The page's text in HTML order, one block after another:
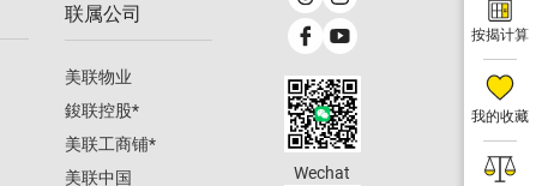
按揭计算
我的收藏
联属公司
美联物业
鋑联控股*
美联工商铺*
美联中国
Wechat